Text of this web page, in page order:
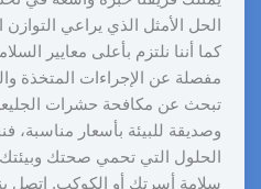
الحل الأمثل الذي يراعي
كما أننا نلتزم بأعلى معايير
مفصلة عن الإجراءات المتخذة
تبحث عن مكافحة حشرات الجليعة
وصديقة للبيئة بأسعار مناسبة،
الحلول التي تحمي صحتك